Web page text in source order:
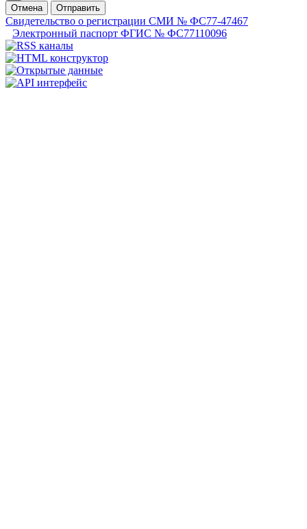
Отмена
Отправить
Свидетельство о регистрации СМИ № ФС77-47467
Электронный паспорт ФГИС № ФС77110096